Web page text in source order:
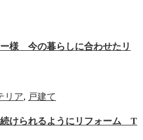
様 今の暮らしに合わせたリ
リア, 戸建て
けられるようにリフォーム T